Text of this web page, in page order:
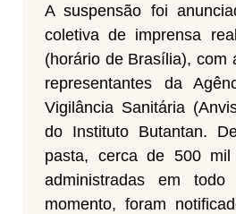
A suspensão foi
coletiva de imprensa
(horário de Brasília), com
representantes da
Vigilância Sanitária
do Instituto Butantan.
pasta, cerca de 500
administradas em
momento, foram